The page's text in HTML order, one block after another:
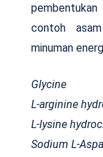
contoh
minuman
Glycine
L-arginine
L-lysine
Sodium L-